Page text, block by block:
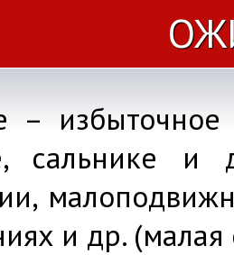
–
сальнике и
и др.